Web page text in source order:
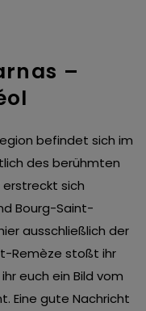
–
befindet sich im
des berühmten
erstreckt sich
Bourg-Saint-
ausschließlich der
Remèze stoßt ihr
euch ein Bild vom
Eine gute Nachricht